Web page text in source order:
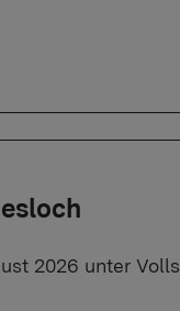
2026 unter